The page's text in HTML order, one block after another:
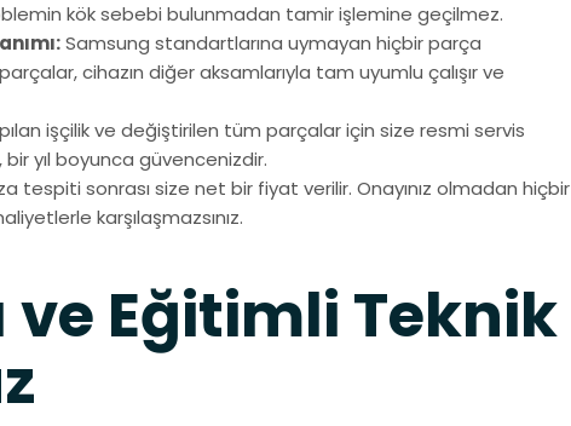
kök sebebi bulunmadan tamir işlemine geçilmez.
Samsung standartlarına uymayan hiçbir parça
cihazın diğer aksamlarıyla tam uyumlu çalışır ve
işçilik ve değiştirilen tüm parçalar için size resmi servis
yıl boyunca güvencenizdir.
tespiti sonrası size net bir fiyat verilir. Onayınız olmadan hiçbir
karşılaşmazsınız.
ve Eğitimli Teknik